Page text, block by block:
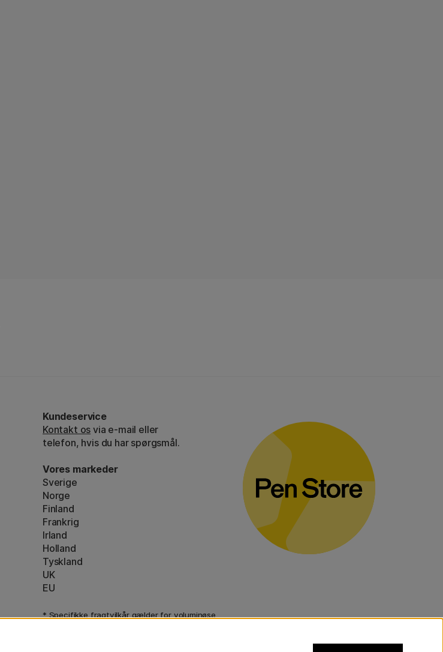
Kundeservice
Kontakt os via e-mail eller
telefon, hvis du har spørgsmål.
Vores markeder
Sverige
Norge
Finland
Frankrig
Irland
Holland
Tyskland
UK
EU
* Specifikke fragtvilkårgælder for voluminøse